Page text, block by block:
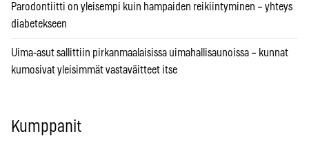
Parodontiitti on yleisempi kuin hampaiden reikiintyminen – yhteys
diabetekseen
Uima-asut sallittiin pirkanmaalaisissa uimahallisaunoissa – kunnat
kumosivat yleisimmät vastaväitteet itse
Kumppanit